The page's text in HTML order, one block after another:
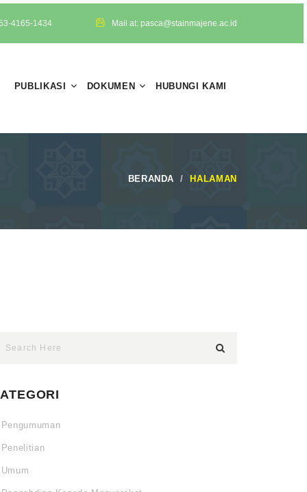
4165-1434 Mail at: pasca@stainmajene.ac.id
PUBLIKASI DOKUMEN HUBUNGI KAMI
BERANDA HALAMAN
Pengumuman
Penelitian
Umum